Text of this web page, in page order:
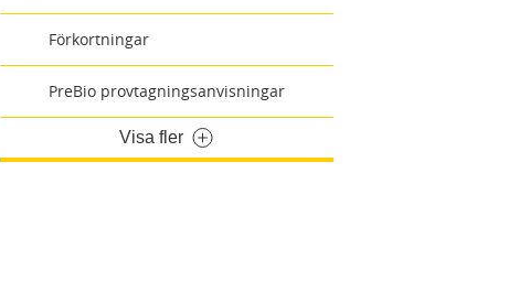
Förkortningar
PreBio provtagningsanvisningar
Visa fler